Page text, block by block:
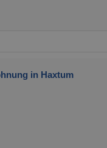
in Haxtum